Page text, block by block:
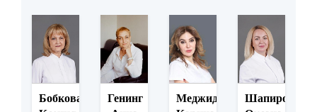
Бобкова
Генинг
Меджидова
Шапиро